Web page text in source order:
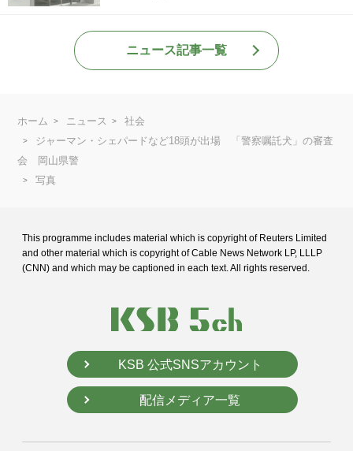
ニュース記事一覧
ホーム ニュース
社会
ジャーマン・シェパードなど18頭が出場 「警察嘱託犬」の審査
会 岡山県警
写真
This programme includes material which is copyright of Reuters Limited
and other material which is copyright of Cable News Network LP, LLLP
(CNN) and which may be captioned in each text. All rights reserved.
KSB 公式SNSアカウント
配信メディア一覧